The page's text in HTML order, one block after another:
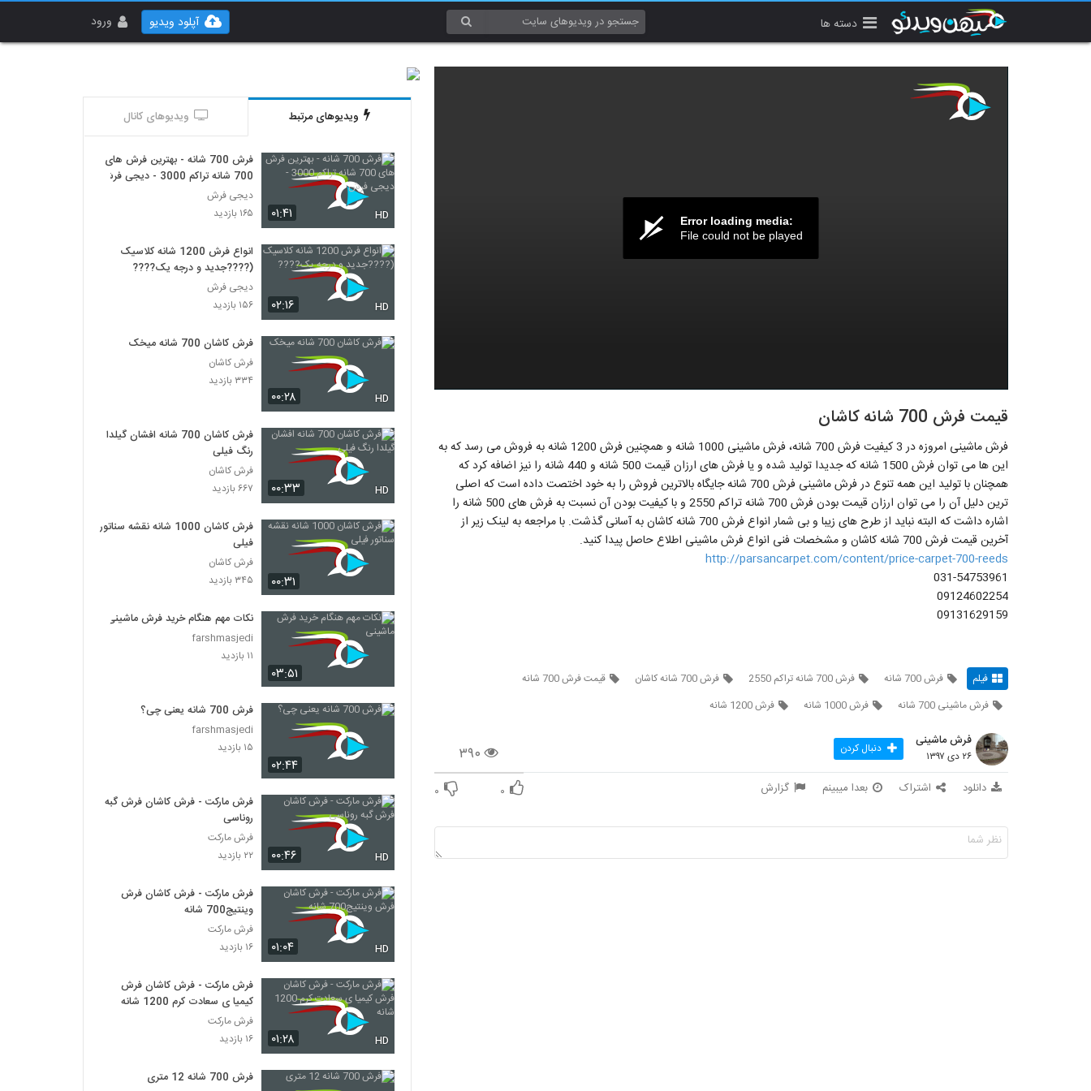
دسته ها ورود آپلود ویدیو
Error loading media:
File could not be played
قیمت فرش 700 شانه کاشان
فرش ماشینی امروزه در 3 کیفیت فرش 700 شانه، فرش ماشینی 1000 شانه و همچنین فرش 1200 شانه به فروش می رسد که به
این ها می توان فرش 1500 شانه که جدیدا تولید شده و یا فرش های ارزان قیمت 500 شانه و 440 شانه را نیز اضافه کرد که
همچنان با تولید این همه تنوع در فرش ماشینی فرش 700 شانه جایگاه بالاترین فروش را به خود اختصت داده است که اصلی
ترین دلیل آن را می توان ارزان قیمت بودن فرش 700 شانه تراکم 2550 و با کیفیت بودن آن نسبت به فرش های 500 شانه را
اشاره داشت که البته نباید از طرح های زیبا و بی شمار انواع فرش 700 شانه کاشان به آسانی گذشت. با مراجعه به لینک زیر از
آخرین قیمت فرش 700 شانه کاشان و مشخصات فنی انواع فرش ماشینی اطلاع حاصل پیدا کنید.
http://parsancarpet.com/content/price-carpet-700-reeds
031-54753961
09124602254
09131629159
فیلم فرش 700 شانه فرش 700 شانه تراکم 2550 فرش 700 شانه کاشان
قیمت فرش 700 شانه
فرش ماشینی 700 شانه
فرش 1000 شانه فرش 1200 شانه
۳۹۰
فرش ماشینی
۲۶ دی ۱۳۹۷ دنبال کردن
دانلود اشتراک بعدا میبینم گزارش ۰ ۰
ویدیوهای مرتبط ویدیوهای کانال
۰۱:۴۱ HD
فرش 700 شانه - بهترین فرش های
700 شانه تراکم 3000 - دیجی فرش
دیجی فرش
۱۶۵ بازدید
۰۲:۱۶ HD
انواع فرش 1200 شانه کلاسیک
(????جدید و درجه یک????
دیجی فرش
۱۵۶ بازدید
۰۰:۲۸ HD
فرش کاشان 700 شانه میخک
فرش کاشان
۳۳۴ بازدید
۰۰:۳۳ HD
فرش کاشان 700 شانه افشان گیلدا
رنگ فیلی
فرش کاشان
۶۶۷ بازدید
۰۰:۳۱
فرش کاشان 1000 شانه نقشه سناتور
فیلی
فرش کاشان
۳۴۵ بازدید
۰۳:۵۱
نکات مهم هنگام خرید فرش ماشینی
farshmasjedi
۱۱ بازدید
۰۲:۴۴
فرش 700 شانه یعنی چی؟
farshmasjedi
۱۵ بازدید
۰۰:۴۶ HD
فرش مارکت - فرش کاشان فرش گبه
روناسی
فرش مارکت
۲۲ بازدید
۰۱:۰۴ HD
فرش مارکت - فرش کاشان فرش
وینتیج700 شانه
فرش مارکت
۱۶ بازدید
۰۱:۲۸ HD
فرش مارکت - فرش کاشان فرش
کیمیا ی سعادت کرم 1200 شانه
فرش مارکت
۱۶ بازدید
فرش 700 شانه 12 متری